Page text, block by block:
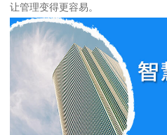
让管理变得更容易。